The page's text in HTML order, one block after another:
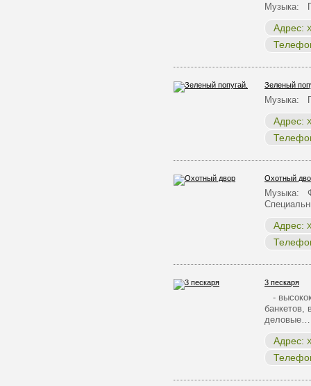
Музыка:
Адрес:
Зеленый
Музыка:
Адрес:
Охотный
Музыка:
Адрес:
3 пескаря
-
деловые…
Адрес: